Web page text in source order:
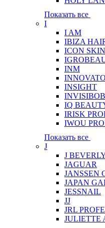
Показать все
I
I AM
IBIZA
ICON SKIN
INM
INSIGHT
IQ
IRISK
IWOU
Показать все
J
J
JAGUAR
JANSSEN
JAPAN
JESSNAIL
JJ
JRL
JULIETTE